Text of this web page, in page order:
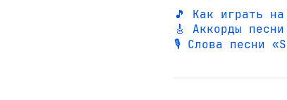
🎵 Как играть
🎸 Аккорды
🎙️ Слова песни